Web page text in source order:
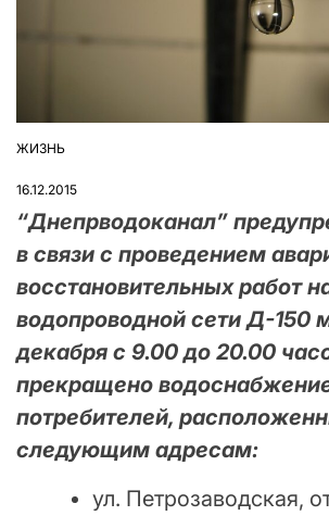
ОПУБЛІКУВАТИ
ЖИЗНЬ
16.12.2015
“Днепрводоканал”
в связи с проведением
восстановительных работ
водопроводной сети Д-150
декабря с 9.00 до 20.00
прекращено
потребителей,
следующим адресам:
ул. Петрозаводская,